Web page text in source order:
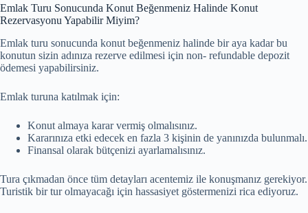
Emlak Turu Sonucunda Konut Beğenmeniz Halinde Konut
Rezervasyonu Yapabilir Miyim?
Emlak turu sonucunda konut beğenmeniz halinde bir aya kadar bu
konutun sizin adınıza rezerve edilmesi için non- refundable depozit
ödemesi yapabilirsiniz.
Emlak turuna katılmak için:
Konut almaya karar vermiş olmalısınız.
Kararınıza etki edecek en fazla 3 kişinin de yanınızda bulunmalı.
Finansal olarak bütçenizi ayarlamalısınız.
Tura çıkmadan önce tüm detayları acentemiz ile konuşmanız gerekiyor.
Turistik bir tur olmayacağı için hassasiyet göstermenizi rica ediyoruz.